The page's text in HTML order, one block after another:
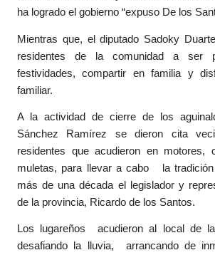
ha logrado el gobierno “expuso De los
Mientras que, el diputado Sadoky
residentes de la comunidad a ser
festividades, compartir en familia y
familiar.
A la actividad de cierre de los
Sánchez Ramírez se dieron cita
residentes que acudieron en motores,
muletas, para llevar a cabo la tradición
más de una década el legislador y
de la provincia, Ricardo de los Santos.
Los lugareños acudieron al local de
desafiando la lluvia, arrancando de